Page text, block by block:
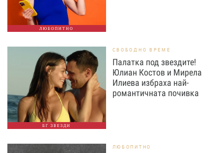
ЛЮБОПИТНО
БГ ЗВЕЗДИ
СВОБОДНО ВРЕМЕ
Палатка под звездите!
Юлиан Костов и Мирела
Илиева избраха най-
романтичната почивка
ЛЮБОПИТНО